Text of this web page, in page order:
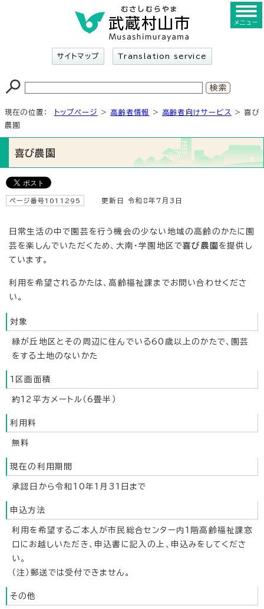
サイトマップ Translation service
メニュー
現在の位置： トップページ > 高齢者情報 > 高齢者向けサービス
> 喜び
農園
喜び農園
ページ番号1011295 更新日 令和8年7月3日
日常生活の中で園芸を行う機会の少ない地域の高齢のかたに園
芸を楽しんでいただくため、大南・学園地区で喜び農園 を提供し
ています。
利用を希望されるかたは、高齢福祉課までお問い合わせくださ
い。
対象
緑が丘地区とその周辺に住んでいる60歳以上のかたで、園芸
をする土地のないかた
1区画面積
約12平方メートル（6畳半）
利用料
無料
現在の利用期間
承認日から令和10年1月31日まで
申込方法
利用を希望するご本人が市民総合センター内1階高齢福祉課窓
口にお越しいただき、申込書に記入の上、申込みをしてくださ
い。
（注）郵送では受付できません。
その他